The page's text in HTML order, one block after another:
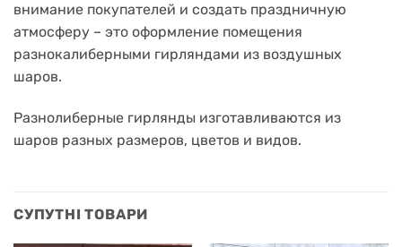
внимание покупателей и создать праздничную
атмосферу – это оформление помещения
разнокалиберными гирляндами из воздушных
шаров.
Разнолиберные гирлянды изготавливаются из
шаров разных размеров, цветов и видов.
СУПУТНІ ТОВАРИ